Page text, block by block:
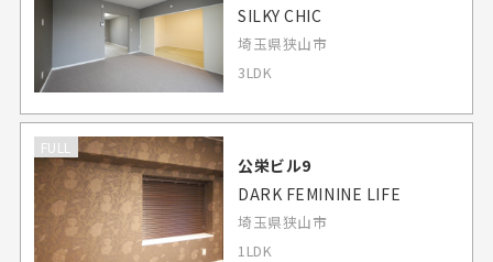
SILKY CHIC
埼玉県狭山市
3LDK
FULL
公栄ビル9
DARK FEMININE LIFE
埼玉県狭山市
1LDK